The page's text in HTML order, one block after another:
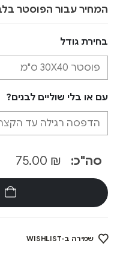
המחיר עבור הפוסטר
בחירת גודל
עם או בלי שוליים לבנים?
סה"כ: ₪
שמירה ב-WISHLIST